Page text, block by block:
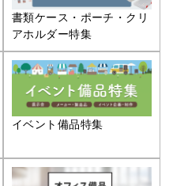
書類ケース・ポーチ・クリ
アホルダー特集
イベント備品特集